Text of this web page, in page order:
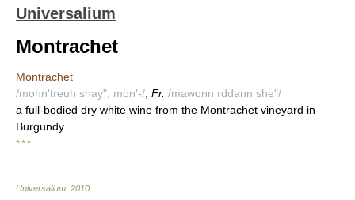
Universalium
Montrachet
Montrachet
/mohn'treuh shay", mon'-/; Fr. /mawonn rddann she"/
a full-bodied dry white wine from the Montrachet vineyard in
Burgundy.
* * *
Universalium 2010